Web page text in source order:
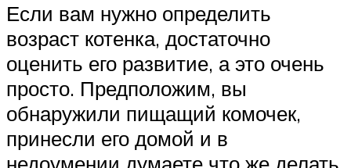
Если вам нужно определить
возраст котенка, достаточно
оценить его развитие, а это очень
просто. Предположим, вы
обнаружили пищащий комочек,
принесли его домой и в